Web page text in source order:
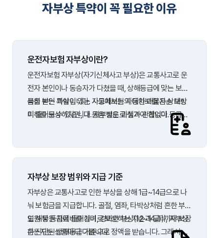
자부상 특약이 꼭 필요한 이유
운전자보험 자부상이란?
운전자보험 자부상(자기신체사고 부상)은 교통사고로 운
전자 본인이나 동승자가 다쳤을 때, 상해등급에 맞는 보험
금을 받는 특약입니다. 자동차보험의 대인·대물은 상대방
피해를 보상하지만, 내 몸은 별도로 챙겨야 합니다.
특히 본인 과실이 있는 사고에서는 자동차보험 자손 보상
이 줄어들 수 있습니다. 자부상은 과실과 관계없이 등급별
로 정해진 금액을 받을 수 있어, 치료비 부담을 덜어주는 역
자부상 보장 범위와 지급 기준
자부상은 교통사고로 인한 부상을 상해 1급~14급으로 나
눠 보험금을 지급합니다. 골절, 염좌, 타박상처럼 흔한 부상
도 해당 등급에 들어가며, 경미한 부상(12~14급)까지 보장
하는지는 상품마다 다릅니다.
입원·통원 치료비를 실비로 보상하는 자손과 달리, 자부상
은 진단된 상해등급 기준으로 정액을 받습니다. 그래서 치